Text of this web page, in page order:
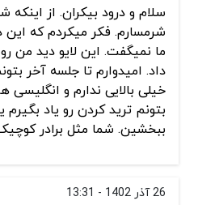
سلام و درود بیکران. از
شرمسارم. فکر میکردم که این
ما نمیگفت. این لایو دید من
داد. امیدوارم تا جلسه آخر
خیلی بالایی ندارم و
بتونم ترید کردن رو یاد بگیرم
ببخشین. شما مثل برادر
26 آذر 1402 - 13:31